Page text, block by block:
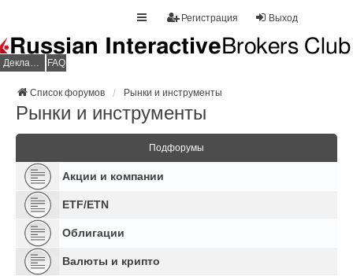
Выход
Регистрация
Декларация НДФЛ FAQ
Список форумов Рынки и инструменты
Рынки и инструменты
Подфорумы
Акции и компании
ETF/ETN
Облигации
Валюты и крипто